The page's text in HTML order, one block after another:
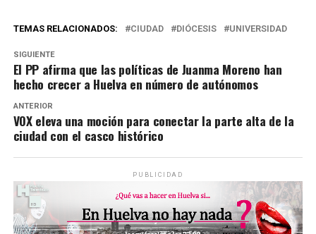
TEMAS RELACIONADOS: CIUDAD DIÓCESIS UNIVERSIDAD
SIGUIENTE
El PP afirma que las políticas de Juanma Moreno han
hecho crecer a Huelva en número de autónomos
ANTERIOR
VOX eleva una moción para conectar la parte alta de la
ciudad con el casco histórico
PUBLICIDAD